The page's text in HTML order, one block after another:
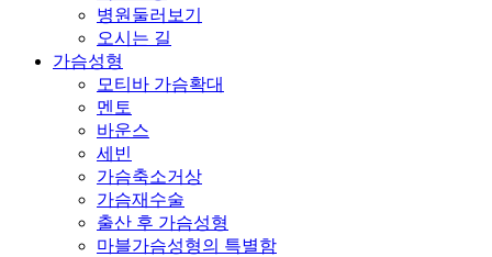
병원둘러보기
오시는 길
가슴성형
모티바 가슴확대
멘토
바운스
세빈
가슴축소거상
가슴재수술
출산 후 가슴성형
마블가슴성형의 특별함